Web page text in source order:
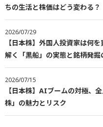
ちの生活と株価はどう変わる？
2026/07/29
【日本株】外国人投資家は何
解く「黒船」の実態と銘柄発掘
2026/07/15
【日本株】AIブームの対極、
株」の魅力とリスク